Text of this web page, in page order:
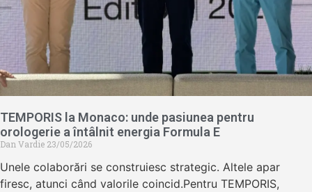
TEMPORIS la Monaco: unde pasiunea pentru
orologerie a întâlnit energia Formula E
Dan Vardie 23/05/2026
Unele colaborări se construiesc strategic. Altele apar
firesc, atunci când valorile coincid.Pentru TEMPORIS,